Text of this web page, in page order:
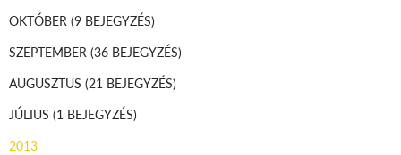
OKTÓBER (9 BEJEGYZÉS)
SZEPTEMBER (36 BEJEGYZÉS)
AUGUSZTUS (21 BEJEGYZÉS)
JÚLIUS (1 BEJEGYZÉS)
2013